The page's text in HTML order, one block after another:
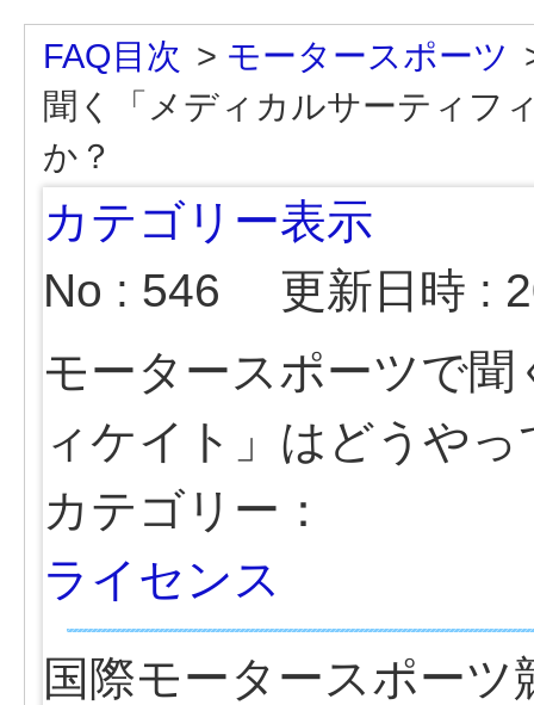
FAQ目次 > モータースポーツ
聞く「メディカルサーティフ
か？
カテゴリー表示
No : 546
更新日時 :
モータースポーツで
ィケイト」はどうや
カテゴリー：
ライセンス
国際モータースポー